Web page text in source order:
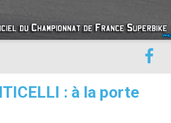
: à la porte